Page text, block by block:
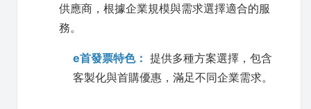
供應商，根據企業規模與需求選擇適合的服
務。
e首發票特色： 提供多種方案選擇，包含
客製化與首購優惠，滿足不同企業需求。